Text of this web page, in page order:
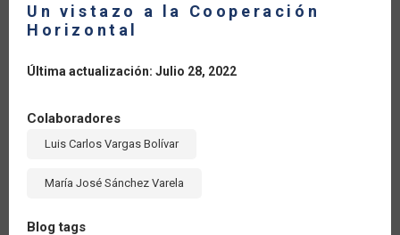
Un vistazo a la Cooperación
Horizontal
Última actualización: Julio 28, 2022
Colaboradores
Luis Carlos Vargas Bolívar
María José Sánchez Varela
Blog tags